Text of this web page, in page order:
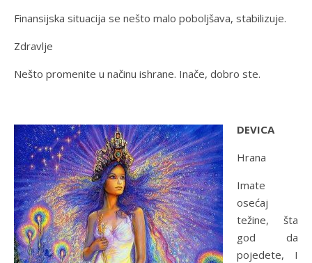
Finansijska situacija se nešto malo poboljšava, stabilizuje.
Zdravlje
Nešto promenite u načinu ishrane. Inače, dobro ste.
DEVICA
Hrana
Imate
osećaj
težine, šta
god da
pojedete, I